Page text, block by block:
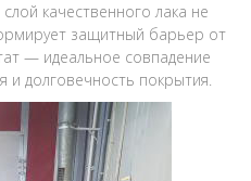
качественного лака не
защитный барьер от
— идеальное совпадение
и долговечность покрытия.